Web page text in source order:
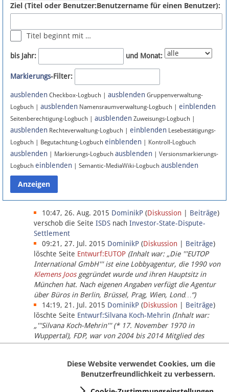
Newsletter
Bluesky
Facebook
Instagram
Anmelden
Datenschutz
Über Lobbypedia
Impressum
Ziel (Titel oder Benutzer:Benutzername für einen Benutzer):
Titel beginnt mit …
bis Jahr: und Monat:
Markierungs-Filter:
ausblenden Checkbox-Logbuch | ausblenden Gruppenverwaltung-
Logbuch | ausblenden Namensraumverwaltung-Logbuch | einblenden
Seitenberechtigung-Logbuch | ausblenden Zuweisungs-Logbuch |
ausblenden Rechteverwaltung-Logbuch | einblenden Lesebestätigungs-
Logbuch | Begutachtung-Logbuch einblenden | Kontroll-Logbuch
ausblenden | Markierungs-Logbuch ausblenden | Versionsmarkierungs-
Logbuch einblenden | Semantic-MediaWiki-Logbuch ausblenden
10:47, 26. Aug. 2015 DominikP (Diskussion Beiträge)
verschob die Seite ISDS nach Investor-State-Dispute-
Settlement
09:21, 27. Jul. 2015 DominikP (Diskussion Beiträge)
löschte Seite Entwurf:EUTOP (Inhalt war: „Die '''EUTOP
International GmbH''' ist eine Lobbyagentur, die 1990 von
Klemens Joosgegründet wurde und ihren Hauptsitz in
München hat. Nach eigenen Angaben verfügt die Agentur
über Büros in Berlin, Brüssel, Prag, Wien, Lond…“)
14:19, 21. Jul. 2015 DominikP (Diskussion Beiträge)
löschte Seite Entwurf:Silvana Koch-Mehrin (Inhalt war:
„'''Silvana Koch-Mehrin''' (* 17. November 1970 in
Wuppertal), FDP, war von 2004 bis 2014 Mitglied des
Europäischen Parlaments, seit November 2014 ist sie für
Diese Website verwendet Cookies, um die
Benutzerfreundlichkeit zu verbessern.